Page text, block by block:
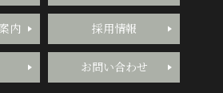
内 採用情報
お問い合わせ